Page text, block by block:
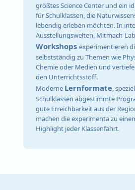
größtes Science Center und ein
für Schulklassen, die
lebendig erleben möchten. In
Ausstellungswelten,
Workshopsexperimentieren
selbstständig zu Themen wie
Chemie oder Medien und
den Unterrichtsstoff.
Moderne Lernformate,
Schulklassen abgestimmte
gute Erreichbarkeit aus der
machen die experimenta zu
Highlight jeder Klassenfahrt.